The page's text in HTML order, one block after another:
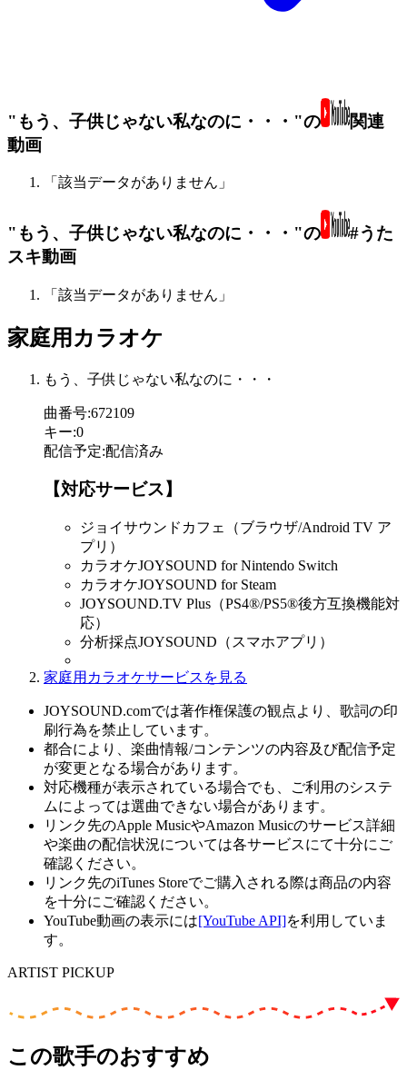
"もう、子供じゃない私なのに・・・"の
関連
動画
「該当データがありません」
"もう、子供じゃない私なのに・・・"の
#うた
スキ動画
「該当データがありません」
家庭用カラオケ
もう、子供じゃない私なのに・・・
曲番号:672109
キー:0
配信予定:配信済み
【対応サービス】
ジョイサウンドカフェ（ブラウザ/Android TV ア
プリ）
カラオケJOYSOUND for Nintendo Switch
カラオケJOYSOUND for Steam
JOYSOUND.TV Plus（PS4®/PS5®後方互換機能対
応）
分析採点JOYSOUND（スマホアプリ）
家庭用カラオケサービスを見る
JOYSOUND.comでは著作権保護の観点より、歌詞の印
刷行為を禁止しています。
都合により、楽曲情報/コンテンツの内容及び配信予定
が変更となる場合があります。
対応機種が表示されている場合でも、ご利用のシステ
ムによっては選曲できない場合があります。
リンク先のApple MusicやAmazon Musicのサービス詳細
や楽曲の配信状況については各サービスにて十分にご
確認ください。
リンク先のiTunes Storeでご購入される際は商品の内容
を十分にご確認ください。
YouTube動画の表示には[YouTube API]を利用していま
す。
ARTIST PICKUP
この歌手のおすすめ